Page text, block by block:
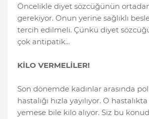
Öncelikle diyet sözcüğünün ortadan
gerekiyor. Onun yerine sağlıklı
tercih edilmeli. Çünkü diyet
çok antipatik...
KİLO VERMELİLER!
Son dönemde kadınlar arasında
hastalığı hızla yayılıyor. O
yemese bile kilo alıyor. Siz bu